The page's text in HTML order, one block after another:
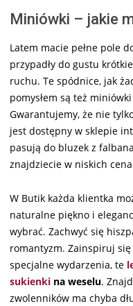
Miniówki – jakie
Latem macie pełne pole
przypadły do gustu
ruchu. Te spódnice, jak
pomysłem są też
Gwarantujemy, że nie
jest dostępny w sklepie
pasują do bluzek z
znajdziecie w niskich
W Butik każda klientka
naturalne piękno i
wybrać. Zachwyć się
romantyzm. Zainspiruj
specjalne wydarzenia, te
sukienki na weselu.
zwolenników ma chyba